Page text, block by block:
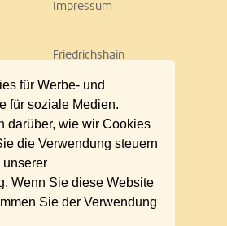
für Werbe- und
für soziale Medien.
darüber, wie wir Cookies
die Verwendung steuern
unserer
Wenn Sie diese Website
Sie der Verwendung
Impressum
Friedrichshain
Marzahn
Neukölln
Schöneberg
Steglitz